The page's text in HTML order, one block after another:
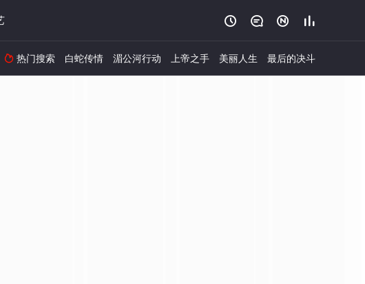
   
 热门搜索 白蛇传情 湄公河行动 上帝之手 美丽人生 最后的决斗